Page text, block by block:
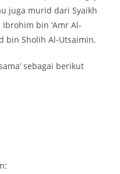
juga murid dari Syaikh
bin ‘Amr Al-
bin Sholih Al-Utsaimin.
sebagai berikut